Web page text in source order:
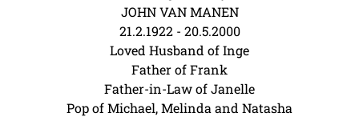
JOHN VAN MANEN
21.2.1922 - 20.5.2000
Loved Husband of Inge
Father of Frank
Father-in-Law of Janelle
Pop of Michael, Melinda and Natasha